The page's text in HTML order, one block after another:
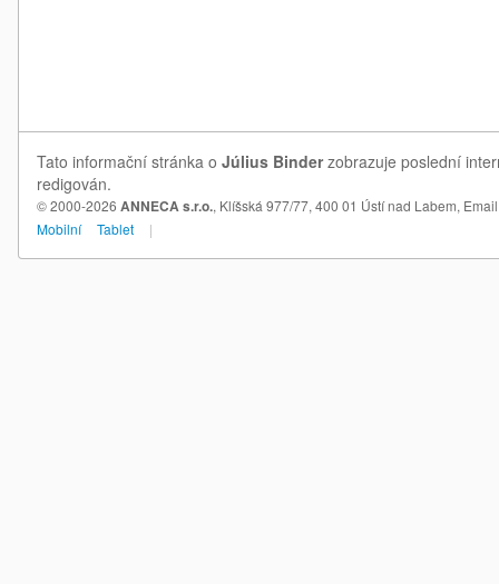
Tato informační stránka o Július Binderzobrazuje poslední
redigován.
© 2000-2026 ANNECA s.r.o., Klíšská 977/77, 400 01 Ústí nad Labem,
Mobilní
Tablet |